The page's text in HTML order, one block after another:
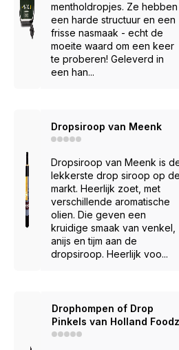
mentholdropjes. Ze hebben
een harde structuur en een
frisse nasmaak - echt de
moeite waard om een keer
te proberen! Geleverd in
een han...
Dropsiroop van Meenk
Dropsiroop van Meenk is
lekkerste drop siroop op de
markt. Heerlijk zoet, met
verschillende aromatische
olien. Die geven een
kruidige smaak van venkel,
anijs en tijm aan de
dropsiroop. Heerlijk voo...
Drophompen of Drop
Pinkels van Holland Foodz